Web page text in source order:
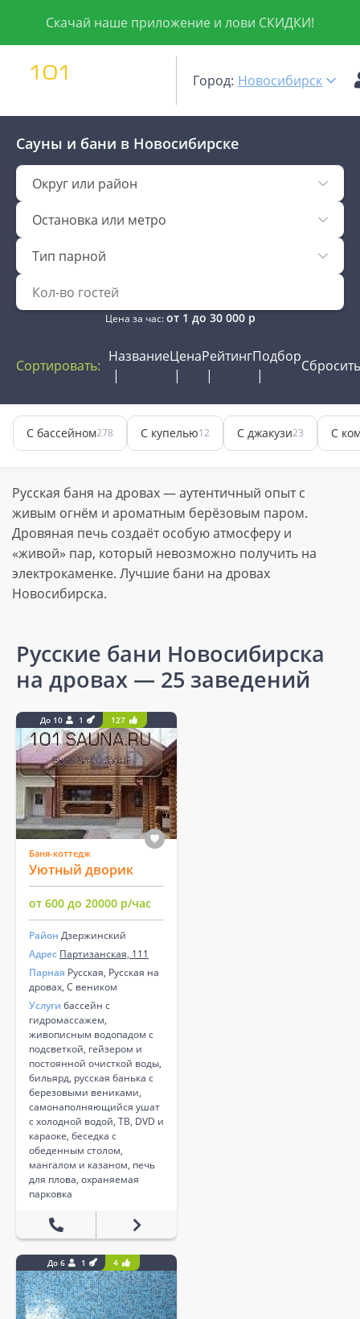
Скачай наше приложение и лови СКИДКИ!
Город: Новосибирск
Сауны и бани в Новосибирске
Округ или район
Остановка или метро
Тип парной
Цена за час:от 1 до 30 000р
Сортировать:
НазваниеЦенаРейтингПодбор
Сбросить
С бассейном278 С купелью12 С джакузи23 С
Русская баня на дровах — аутентичный опыт с
живым огнём и ароматным берёзовым паром.
Дровяная печь создаёт особую атмосферу и
«живой» пар, который невозможно получить на
электрокаменке. Лучшие бани на дровах
Новосибирска.
Русские бани Новосибирска
на дровах — 25 заведений
До 10 1 127
Баня-коттедж
Уютный дворик
от 600 до 20000 р/час
Район Дзержинский
Адрес Партизанская, 111
Парная Русская, Русская на
дровах, С веником
Услуги бассейн с
гидромассажем,
живописным водопадом с
подсветкой, гейзером и
постоянной очисткой воды,
бильярд, русская банька с
березовыми вениками,
самонаполняющийся ушат
с холодной водой, ТВ, DVD и
караоке, беседка с
обеденным столом,
мангалом и казаном, печь
для плова, охраняемая
парковка
До 6 1 4